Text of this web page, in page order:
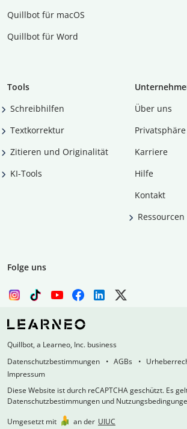
Quillbot für macOS
Quillbot für Word
Tools
Schreibhilfen
Textkorrektur
Zitieren und Originalität
KI-Tools
Über uns
Karriere
Hilfe
Kontakt
Ressourcen
Folge uns
Quillbot, a Learneo, Inc. business
Datenschutzbestimmungen
AGBs
Impressum
Diese Website ist durch reCAPTCHA geschützt. Es
Datenschutzbestimmungen und
Umgesetzt mit
an der UIUC